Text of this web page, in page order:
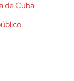
de Cuba